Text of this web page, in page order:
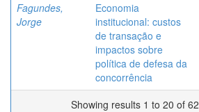
Fagundes,
Jorge
Economia
institucional: custos
de transação e
impactos sobre
política de defesa da
concorrência
Showing results 1 to 20 of 62